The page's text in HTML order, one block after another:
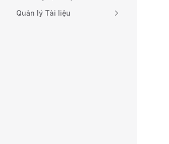
Quản lý Tài liệu